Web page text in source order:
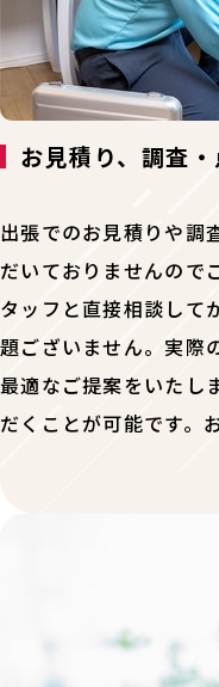
お見積り、調査
出張でのお見積りや調
だいておりませんので
タッフと直接相談して
題ございません。実際
最適なご提案をいたし
だくことが可能です。